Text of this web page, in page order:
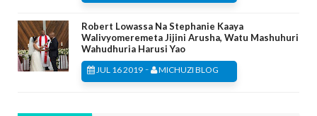
Robert Lowassa Na Stephanie Kaaya
Walivyomeremeta Jijini Arusha, Watu Mashuhuri
Wahudhuria Harusi Yao
JUL 16 2019 - MICHUZI BLOG